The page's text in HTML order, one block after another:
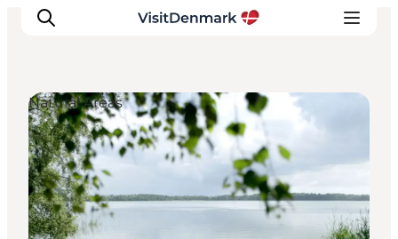
Ispirazioni
Dove andare
Cosa fare
Dove dormire
Natural Areas